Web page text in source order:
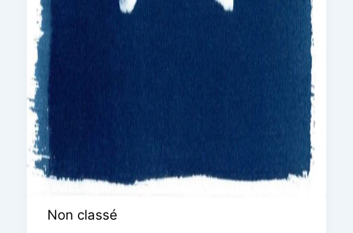
Non classé